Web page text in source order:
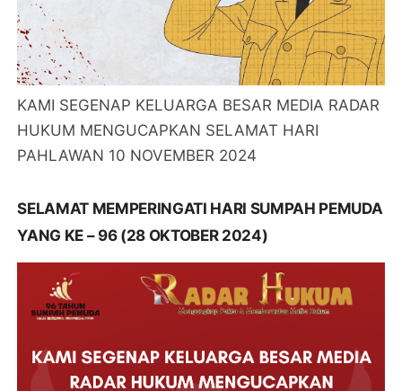
KAMI SEGENAP KELUARGA BESAR MEDIA RADAR
HUKUM MENGUCAPKAN SELAMAT HARI
PAHLAWAN 10 NOVEMBER 2024
SELAMAT MEMPERINGATI HARI SUMPAH PEMUDA
YANG KE – 96 (28 OKTOBER 2024)